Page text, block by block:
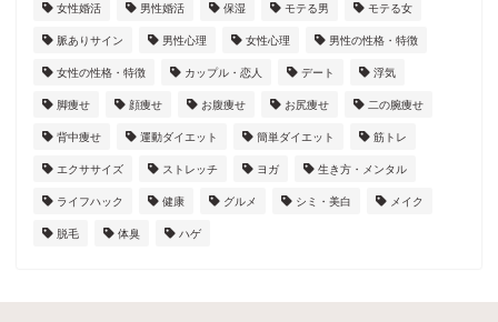
女性婚活 男性婚活 保湿 モテる男 モテる女
脈ありサイン 男性心理 女性心理 男性の性格・特徴
女性の性格・特徴 カップル・恋人 デート 浮気
脚痩せ 顔痩せ お腹痩せ お尻痩せ 二の腕痩せ
背中痩せ 運動ダイエット 簡単ダイエット 筋トレ
エクササイズ ストレッチ ヨガ 生き方・メンタル
ライフハック 健康 グルメ シミ・美白 メイク
脱毛 体臭 ハゲ